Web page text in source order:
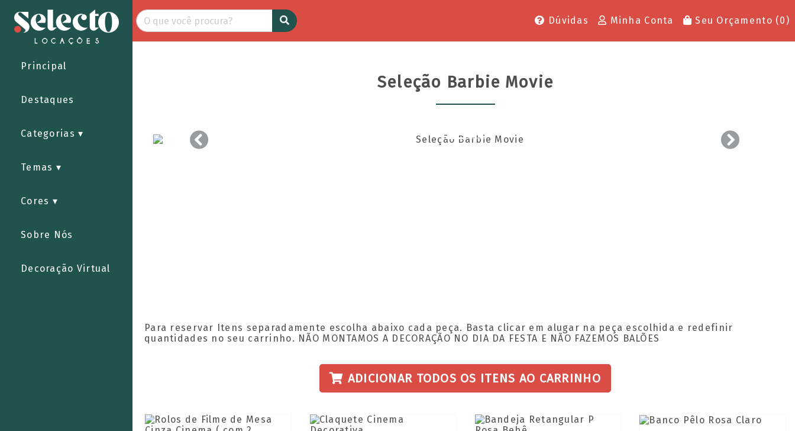
Principal
Destaques
Categorias
Temas
Cores
Sobre Nós
Decoração Virtual
Dúvidas Minha Conta Seu Orçamento (0 )
Seleção Barbie Movie
Para reservar Itens separadamente escolha abaixo cada peça. Basta clicar em alugar na peça escolhida e redefinir
quantidades no seu carrinho. NÃO MONTAMOS A DECORAÇÃO NO DIA DA FESTA E NÃO FAZEMOS BALÕES
ADICIONAR TODOS OS ITENS AO CARRINHO